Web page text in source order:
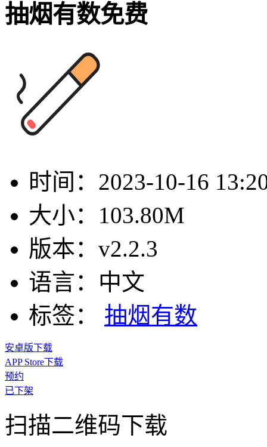
抽烟有数免费
时间： 2023-10-16
大小： 103.80M
版本： v2.2.3
语言： 中文
标签：
抽烟有数
安卓版下载
APP Store下载
预约
已下架
扫描二维码下载